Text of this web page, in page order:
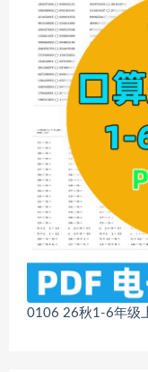
0106 26秋1-6年级